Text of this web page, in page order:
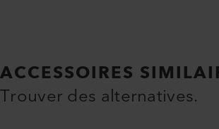
ACCESSOIRES
Trouver des alternatives.